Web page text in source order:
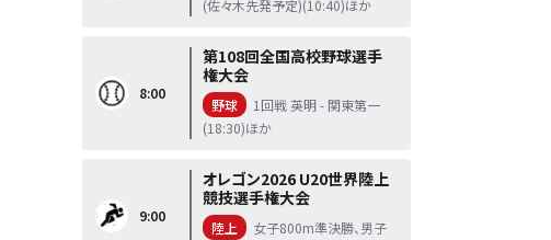
(佐々木先発予定)(10:40)ほか
8:00
第108回全国高校野球選手
権大会
野球
1回戦 英明 - 関東第一
(18:30)ほか
9:00
オレゴン2026 U20世界陸上
競技選手権大会
陸上
女子800m準決勝、男子